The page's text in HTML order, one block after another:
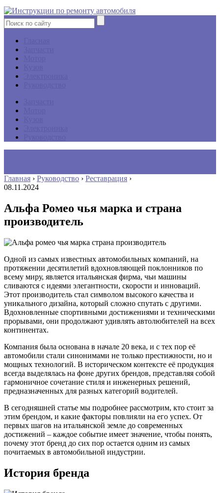
Главная › Руководство › Реставрация ›
08.11.2024
Альфа Ромео чья марка и страна
производитель
Одной из самых известных автомобильных компаний, на
протяжении десятилетий вдохновляющей поклонников по
всему миру, является итальянская фирма, чьи машины
сливаются с идеями элегантности, скорости и инноваций.
Этот производитель стал символом высокого качества и
уникального дизайна, который сложно спутать с другими.
Вдохновленные спортивными достижениями и техническими
прорывами, они продолжают удивлять автолюбителей на всех
континентах.
Компания была основана в начале 20 века, и с тех пор её
автомобили стали синонимами не только престижности, но и
мощных технологий. В историческом контексте её продукция
всегда выделялась на фоне других брендов, представляя собой
гармоничное сочетание стиля и инженерных решений,
предназначенных для разных категорий водителей.
В сегодняшней статье мы подробнее рассмотрим, кто стоит за
этим брендом, и какие факторы повлияли на его успех. От
первых шагов на итальянской земле до современных
достижений – каждое событие имеет значение, чтобы понять,
почему этот бренд до сих пор остается одним из самых
почитаемых в автомобильной индустрии.
История бренда